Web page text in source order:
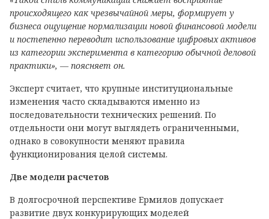
происходящего как чрезвычайной меры, формирует у
бизнеса ощущение нормализации новой финансовой модели
и постепенно переводит использование цифровых активов
из категории эксперимента в категорию обычной деловой
практики», — поясняет он.
Эксперт считает, что крупные институциональные
изменения часто складываются именно из
последовательности технических решений. По
отдельности они могут выглядеть ограниченными,
однако в совокупности меняют правила
функционирования целой системы.
Две модели расчетов
В долгосрочной перспективе Ермилов допускает
развитие двух конкурирующих моделей